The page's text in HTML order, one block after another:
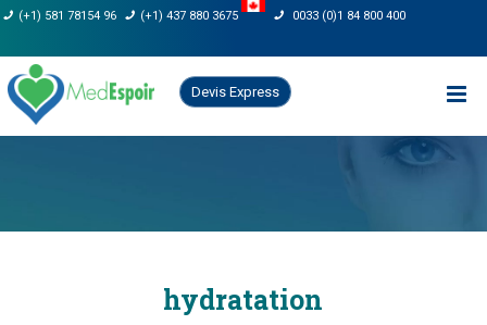
Skip
content
(+1) 581 78154 96 (+1) 437 880 3675 0033 (0)1 84 800 400
Devis Express
hydratation